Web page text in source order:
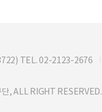
TEL. 02-2123-2676
, ALL RIGHT RESERVED.